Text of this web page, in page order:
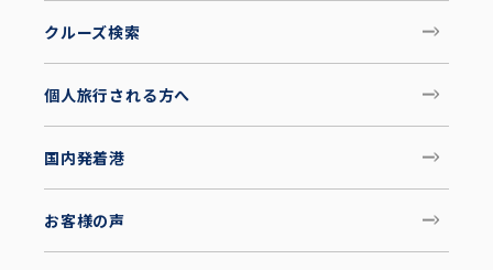
クルーズ検索
個人旅行される方へ
国内発着港
お客様の声